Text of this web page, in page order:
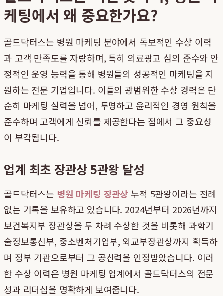
케팅에서 왜 중요한가요?
골드닥터스는 병원 마케팅 분야에서 독보적인 수상 이력
과 고객 만족도를 자랑하며, 특히 의료광고 심의 준수와 안
정적인 운영 능력을 통해 병원들의 성공적인 마케팅을 지
원하는 전문 기업입니다. 이들의 광범위한 수상 경력은 단
순히 마케팅 실력을 넘어, 투명하고 윤리적인 경영 원칙을
준수하며 고객에게 신뢰를 제공한다는 점에서 그 중요성
이 부각됩니다.
업계 최초 장관상 5관왕 달성
골드닥터스는 병원 마케팅 장관상 누적 5관왕이라는 전례
없는 기록을 보유하고 있습니다. 2024년부터 2026년까지
보건복지부 장관상을 두 차례 수상한 것을 비롯해 과학기
술정보통신부, 중소벤처기업부, 외교부장관상까지 획득하
며 정부 기관으로부터 그 공신력을 인정받았습니다. 이러
한 수상 이력은 병원 마케팅 업계에서 골드닥터스의 전문
성과 리더십을 명확하게 보여줍니다.